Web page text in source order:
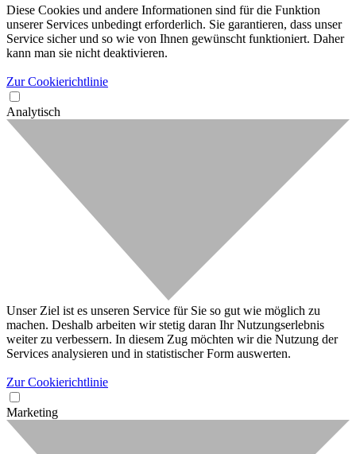
Diese Cookies und andere Informationen sind für die Funktion
unserer Services unbedingt erforderlich. Sie garantieren, dass unser
Service sicher und so wie von Ihnen gewünscht funktioniert. Daher
kann man sie nicht deaktivieren.
Zur Cookierichtlinie
Analytisch
Unser Ziel ist es unseren Service für Sie so gut wie möglich zu
machen. Deshalb arbeiten wir stetig daran Ihr Nutzungserlebnis
weiter zu verbessern. In diesem Zug möchten wir die Nutzung der
Services analysieren und in statistischer Form auswerten.
Zur Cookierichtlinie
Marketing